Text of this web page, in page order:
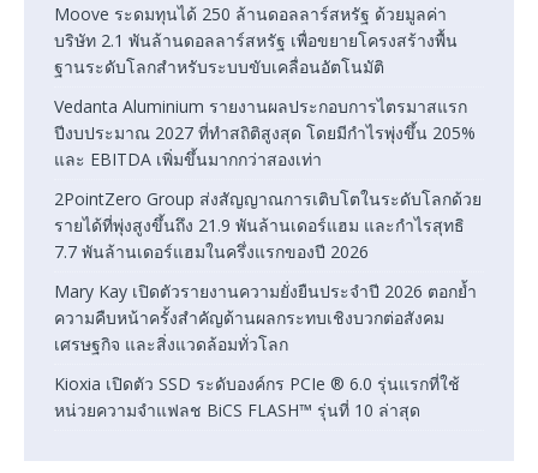
Moove ระดมทุนได้ 250 ล้านดอลลาร์สหรัฐ ด้วยมูลค่า
บริษัท 2.1 พันล้านดอลลาร์สหรัฐ เพื่อขยายโครงสร้างพื้น
ฐานระดับโลกสำหรับระบบขับเคลื่อนอัตโนมัติ
Vedanta Aluminium รายงานผลประกอบการไตรมาสแรก
ปีงบประมาณ 2027 ที่ทำสถิติสูงสุด โดยมีกำไรพุ่งขึ้น 205%
และ EBITDA เพิ่มขึ้นมากกว่าสองเท่า
2PointZero Group ส่งสัญญาณการเติบโตในระดับโลกด้วย
รายได้ที่พุ่งสูงขึ้นถึง 21.9 พันล้านเดอร์แฮม และกำไรสุทธิ
7.7 พันล้านเดอร์แฮมในครึ่งแรกของปี 2026
Mary Kay เปิดตัวรายงานความยั่งยืนประจำปี 2026 ตอกย้ำ
ความคืบหน้าครั้งสำคัญด้านผลกระทบเชิงบวกต่อสังคม
เศรษฐกิจ และสิ่งแวดล้อมทั่วโลก
Kioxia เปิดตัว SSD ระดับองค์กร PCIe ® 6.0 รุ่นแรกที่ใช้
หน่วยความจำแฟลช BiCS FLASH™ รุ่นที่ 10 ล่าสุด